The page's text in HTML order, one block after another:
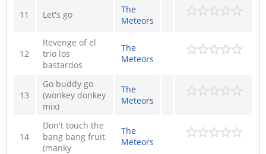
11 Let's go
The
Meteors
12
Revenge of el
trio los
bastardos
The
Meteors
13
Go buddy go
(wonkey donkey
mix)
The
Meteors
14
Don't touch the
bang bang fruit
(manky
The
Meteors